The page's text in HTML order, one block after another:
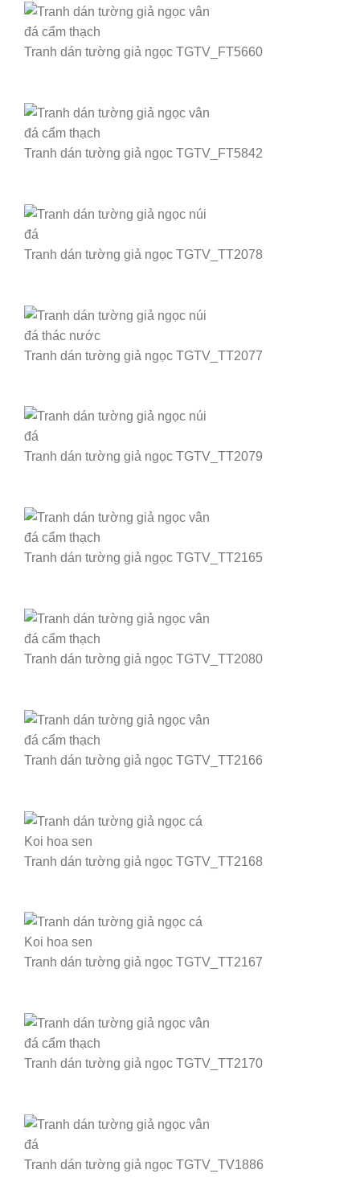
Tranh dán tường giả ngọc TGTV_FT5660
Tranh dán tường giả ngọc TGTV_FT5842
Tranh dán tường giả ngọc TGTV_TT2078
Tranh dán tường giả ngọc TGTV_TT2077
Tranh dán tường giả ngọc TGTV_TT2079
Tranh dán tường giả ngọc TGTV_TT2165
Tranh dán tường giả ngọc TGTV_TT2080
Tranh dán tường giả ngọc TGTV_TT2166
Tranh dán tường giả ngọc TGTV_TT2168
Tranh dán tường giả ngọc TGTV_TT2167
Tranh dán tường giả ngọc TGTV_TT2170
Tranh dán tường giả ngọc TGTV_TV1886